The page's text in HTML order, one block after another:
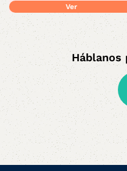
Ver
Háblanos